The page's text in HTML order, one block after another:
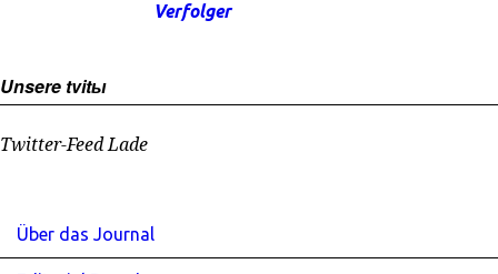
Verfolger
Unsere tvitы
Twitter-Feed Lade
Über das Journal